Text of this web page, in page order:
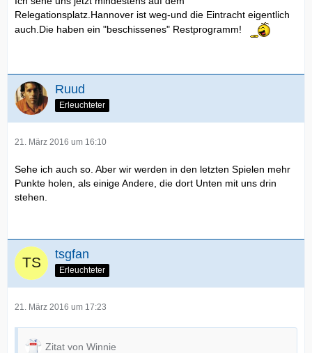
Relegationsplatz.Hannover ist weg-und die Eintracht eigentlich
auch.Die haben ein "beschissenes" Restprogramm!
Ruud
Erleuchteter
21. März 2016 um 16:10
Sehe ich auch so. Aber wir werden in den letzten Spielen mehr
Punkte holen, als einige Andere, die dort Unten mit uns drin
stehen.
tsgfan
Erleuchteter
21. März 2016 um 17:23
Zitat von Winnie